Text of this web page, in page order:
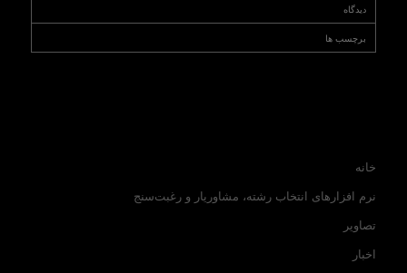
دیدگاه
برچسب ها
خانه
نرم افزارهای انتخاب رشته، مشاوریار و رغبت‌سنج
تصاویر
اخبار